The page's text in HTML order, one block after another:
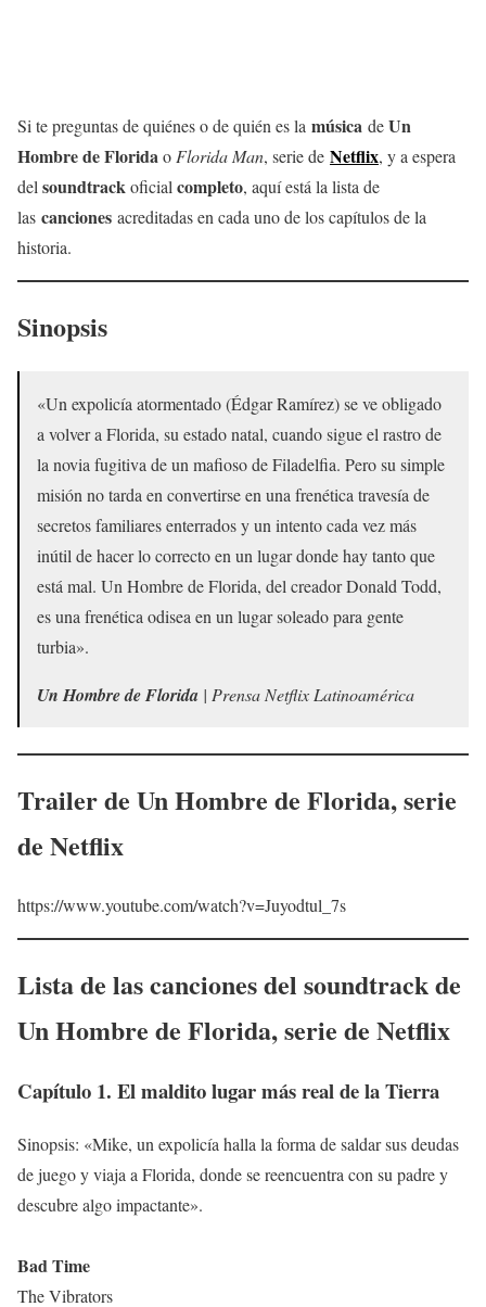
Si te preguntas de quiénes o de quién es la música deUn
Hombre de Floridao Florida Man, serie de Netflix, y a espera
del soundtrackoficial completo, aquí está la lista de
las canciones acreditadas en cada uno de los capítulos de la
historia.
Sinopsis
«Un expolicía atormentado (Édgar Ramírez) se ve obligado
a volver a Florida, su estado natal, cuando sigue el rastro de
la novia fugitiva de un mafioso de Filadelfia. Pero su simple
misión no tarda en convertirse en una frenética travesía de
secretos familiares enterrados y un intento cada vez más
inútil de hacer lo correcto en un lugar donde hay tanto que
está mal. Un Hombre de Florida, del creador Donald Todd,
es una frenética odisea en un lugar soleado para gente
turbia».
Un Hombre de Florida | Prensa Netflix Latinoamérica
Trailer de Un Hombre de Florida, serie
de Netflix
https://www.youtube.com/watch?v=Juyodtul_7s
Lista de las canciones del soundtrack de
Un Hombre de Florida, serie de Netflix
Capítulo 1. El maldito lugar más real de la Tierra
Sinopsis: «Mike, un expolicía halla la forma de saldar sus deudas
de juego y viaja a Florida, donde se reencuentra con su padre y
descubre algo impactante».
Bad Time
The Vibrators